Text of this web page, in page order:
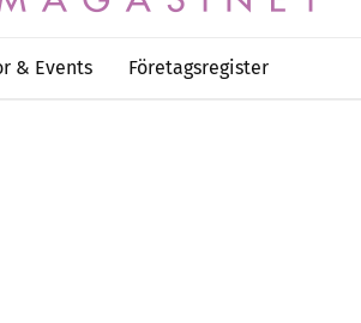
& Events Företagsregister